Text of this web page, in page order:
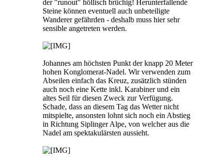
der "runout" höllisch brüchig! Herunterfallende
Steine können eventuell auch unbeteiligte
Wanderer gefährden - deshalb muss hier sehr
sensible angetreten werden.
Johannes am höchsten Punkt der knapp 20 Meter
hohen Konglomerat-Nadel. Wir verwenden zum
Abseilen einfach das Kreuz, zusätzlich stünden
auch noch eine Kette inkl. Karabiner und ein
altes Seil für diesen Zweck zur Verfügung.
Schade, dass an diesem Tag das Wetter nicht
mitspielte, ansonsten lohnt sich noch ein Abstieg
in Richtung Siplinger Alpe, von welcher aus die
Nadel am spektakulärsten aussieht.